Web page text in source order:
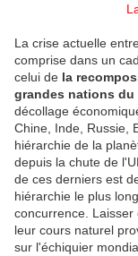
La crise actuelle
comprise dans un
celui de la
grandes nations du
décollage
Chine, Inde, Russie,
hiérarchie de la
depuis la chute de
de ces derniers est
hiérarchie le plus
concurrence. Laisser
leur cours naturel
sur l'échiquier